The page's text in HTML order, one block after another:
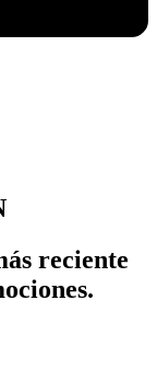
reciente